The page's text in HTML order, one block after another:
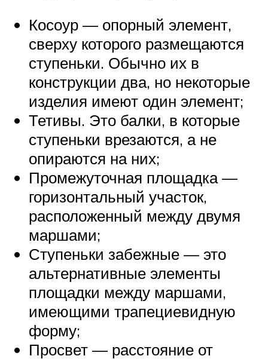
Косоур — опорный элемент,
сверху которого размещаются
ступеньки. Обычно их в
конструкции два, но некоторые
изделия имеют один элемент;
Тетивы. Это балки, в которые
ступеньки врезаются, а не
опираются на них;
Промежуточная площадка —
горизонтальный участок,
расположенный между двумя
маршами;
Ступеньки забежные — это
альтернативные элементы
площадки между маршами,
имеющими трапециевидную
форму;
Просвет — расстояние от